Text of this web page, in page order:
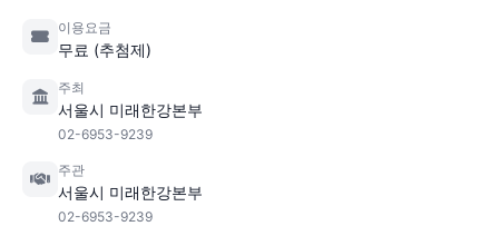
이용요금
무료 (추첨제)
주최
서울시 미래한강본부
02-6953-9239
주관
서울시 미래한강본부
02-6953-9239